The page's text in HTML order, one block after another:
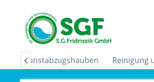
Dunstabzugshauben Reinigung
